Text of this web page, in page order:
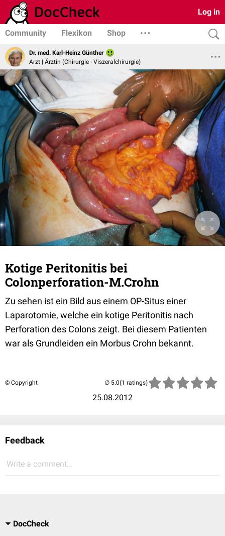
Log in
Community Flexikon Shop
Dr. med. Karl-Heinz Günther
Arzt | Ärztin (Chirurgie - Viszeralchirurgie)
Kotige Peritonitis bei
Colonperforation-M.Crohn
Zu sehen ist ein Bild aus einem OP-Situs einer
Laparotomie, welche ein kotige Peritonitis nach
Perforation des Colons zeigt. Bei diesem Patienten
war als Grundleiden ein Morbus Crohn bekannt.
© Copyright
25.08.2012
(1 ratings)
Feedback
Write a comment...
DocCheck